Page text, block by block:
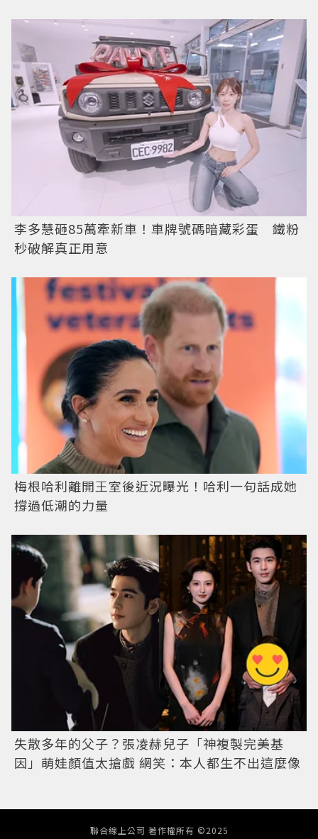
李多慧砸85萬牽新車！車牌號碼暗藏彩蛋 鐵粉
秒破解真正用意
梅根哈利離開王室後近況曝光！哈利一句話成她
撐過低潮的力量
失散多年的父子？張凌赫兒子「神複製完美基
因」萌娃顏值太搶戲 網笑：本人都生不出這麼像
聯合線上公司 著作權所有 ©2025